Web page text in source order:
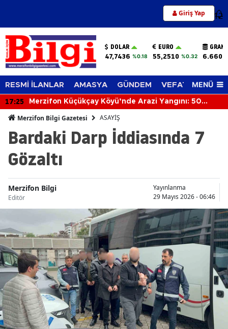
Giriş Yap 12
DOLAR
47,7436 %0.18
EURO
55,2510 %0.32
RESMİ İLANLAR AMASYA GÜNDEM VEFAT EDENLER
MENÜ
17:25
Merzifon Küçükçay Köyü’nde Arazi Yangını: 50
Merzifon Bilgi Gazetesi ASAYİŞ
Bardaki Darp İddiasında 7
Gözaltı
Merzifon Bilgi
Editör
Yayınlanma
29 Mayıs 2026 - 06:46